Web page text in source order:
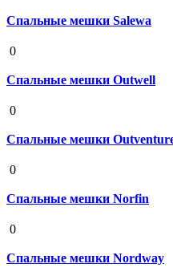
Спальные мешки Salewa
0
Спальные мешки Outwell
0
Спальные мешки
0
Спальные мешки Norfin
0
Спальные мешки Nordway